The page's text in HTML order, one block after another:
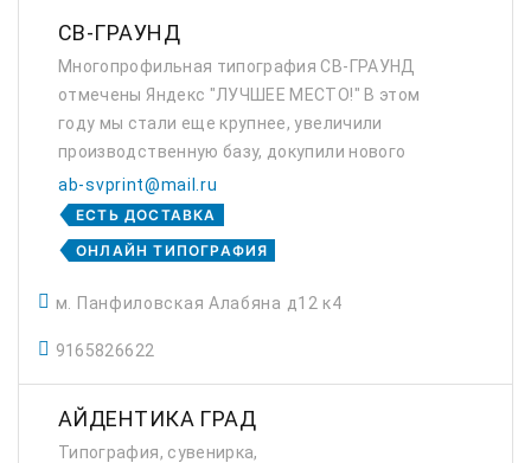
СВ-ГРАУНД
Многопрофильная типография СВ-ГРАУНД
отмечены Яндекс "ЛУЧШЕЕ МЕСТО!" В этом
году мы стали еще крупнее, увеличили
производственную базу, докупили нового
оборудования. На данном этапе, могу
сообщить наши основные преимущества:
Мы, Многопрофильн...
ab-svprint@mail.ru
ЕСТЬ ДОСТАВКА
ОНЛАЙН ТИПОГРАФИЯ
м. Панфиловская Алабяна д12 к4
9165826622
АЙДЕНТИКА ГРАД
Типография, сувенирка,